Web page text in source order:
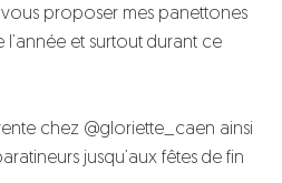
proposer mes panettones
et surtout durant ce
chez @gloriette_caen ainsi
jusqu’aux fêtes de fin